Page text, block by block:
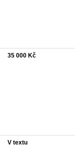
35 000 Kč
V textu